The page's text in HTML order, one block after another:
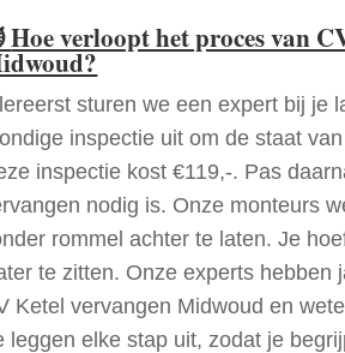
Hoe verloopt het proces van
sturen we een expert bij je
inspectie uit om de staat
inspectie kost €119,-. Pas
nodig is. Onze monteurs
rommel achter te laten. Je
te zitten. Onze experts hebben
Ketel vervangen Midwoud en
leggen elke stap uit, zodat je